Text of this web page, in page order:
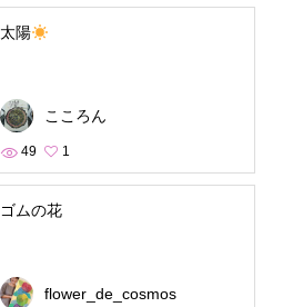
太陽
こころん
49 1
ゴムの花
flower_de_cosmos